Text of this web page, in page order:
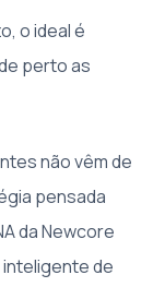
o ideal é
perto as
não vêm de
pensada
da Newcore
de